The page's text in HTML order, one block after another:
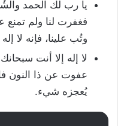
يا رب لك الحمد
فغفرت لنا ولم تمنع
وتُب علينا، فإنه لا
لا إله إلا أنت
عفوت عن ذا النون
يُعجزه شيء.